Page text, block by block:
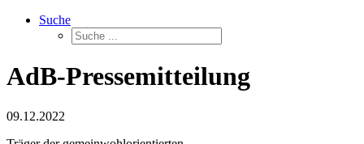
Suche
AdB-Pressemitteilung
09.12.2022